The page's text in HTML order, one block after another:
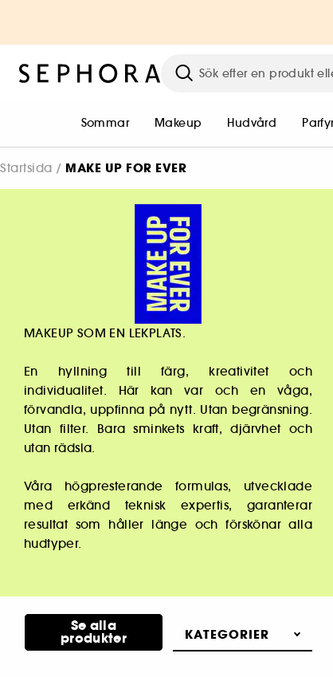
Sommar Makeup Hudvård
Startsida MAKE UP FOR EVER
MAKEUP SOM EN LEKPLATS.
En hyllning till färg, kreativitet och
individualitet. Här kan var och en våga,
förvandla, uppfinna på nytt. Utan begränsning.
Utan filter. Bara sminkets kraft, djärvhet och
utan rädsla.
Våra högpresterande formulas, utvecklade
med erkänd teknisk expertis, garanterar
resultat som håller länge och förskönar alla
hudtyper.
Se alla
produkter KATEGORIER